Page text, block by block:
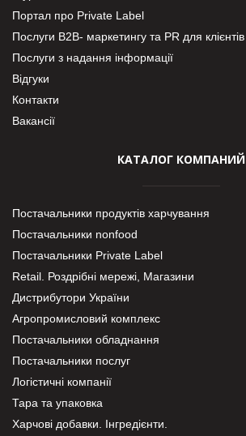
Портал про Private Label
Послуги В2В- маркетингу та PR для клієнтів
Послуги з надання інформації
Відгуки
Контакти
Вакансії
КАТАЛОГ КОМПАНИЙ
Постачальники продуктів харчування
Постачальники nonfood
Постачальники Private Label
Retail. Роздрібні мережі, Магазини
Дистрибутори України
Агропромисловий комплекс
Постачальники обладнання
Постачальники послуг
Логістичні компанії
Тара та упаковка
Харчові добавки. Інгредієнти.